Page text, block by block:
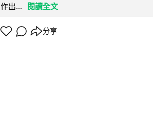
作出...
閱讀全文
分享